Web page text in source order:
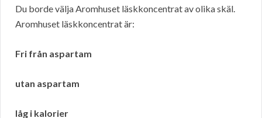
Du borde välja Aromhuset läskkoncentrat av olika skäl.
Aromhuset läskkoncentrat är:
Fri från aspartam
utan aspartam
låg i kalorier